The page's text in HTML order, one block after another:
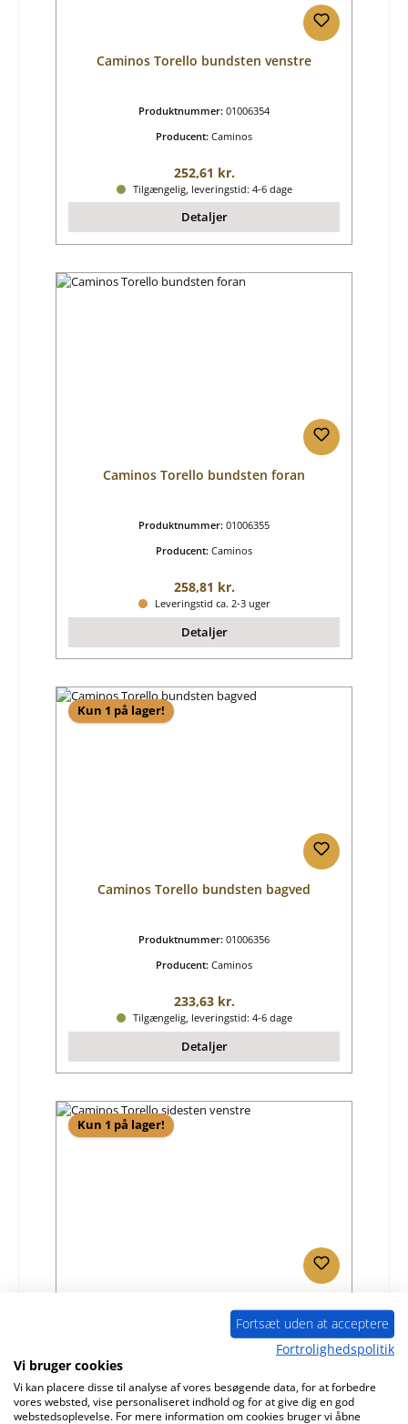
Caminos Torello bundsten venstre
Produktnummer: 01006354
Producent: Caminos
Almindelig pris:
252,61 kr.
Tilgængelig, leveringstid: 4-6 dage
Detaljer
Caminos Torello bundsten foran
Produktnummer: 01006355
Producent: Caminos
Almindelig pris:
258,81 kr.
Leveringstid ca. 2-3 uger
Detaljer
Kun 1 på lager!
Caminos Torello bundsten bagved
Produktnummer: 01006356
Producent: Caminos
Almindelig pris:
233,63 kr.
Tilgængelig, leveringstid: 4-6 dage
Detaljer
Kun 1 på lager!
Almindelig pris:
366,14 kr.
Fortsæt uden at acceptere
Fortrolighedspolitik
Vi bruger cookies
Vi kan placere disse til analyse af vores besøgende data, for at forbedre
vores websted, vise personaliseret indhold og for at give dig en god
webstedsoplevelse. For mere information om cookies bruger vi åbne